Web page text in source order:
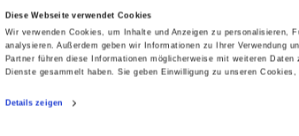
Diese Webseite verwendet Cookies
Wir verwenden Cookies, um Inhalte und Anzeigen zu personalisieren,
analysieren. Außerdem geben wir Informationen zu Ihrer Verwendung
Partner führen diese Informationen möglicherweise mit weiteren
Dienste gesammelt haben. Sie geben Einwilligung zu unseren
Details zeigen
Kino2online
Sammlungen
Forschung
Freundeskreis
Museumsshop
Vermietung